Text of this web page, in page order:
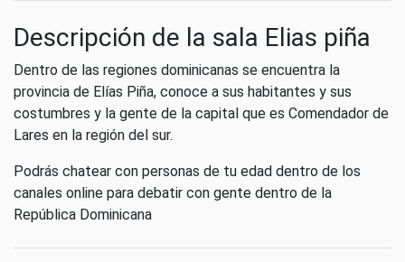
Descripción de la sala Elias piña
Dentro de las regiones dominicanas se encuentra la
provincia de Elías Piña, conoce a sus habitantes y sus
costumbres y la gente de la capital que es Comendador de
Lares en la región del sur.
Podrás chatear con personas de tu edad dentro de los
canales online para debatir con gente dentro de la
República Dominicana